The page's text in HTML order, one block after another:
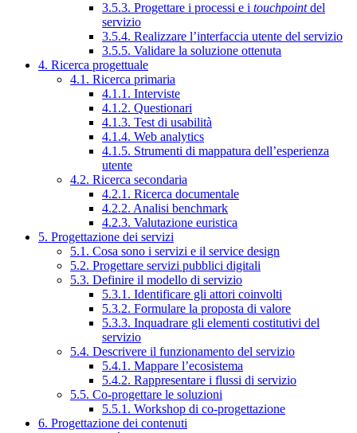
3.5.3. Progettare i processi e i touchpointdel
servizio
3.5.4. Realizzare l’interfaccia utente del servizio
3.5.5. Validare la soluzione ottenuta
4. Ricerca progettuale
4.1. Ricerca primaria
4.1.1. Interviste
4.1.2. Questionari
4.1.3. Test di usabilità
4.1.4. Web analytics
4.1.5. Strumenti di mappatura dell’esperienza
utente
4.2. Ricerca secondaria
4.2.1. Ricerca documentale
4.2.2. Analisi benchmark
4.2.3. Valutazione euristica
5. Progettazione dei servizi
5.1. Cosa sono i servizi e il service design
5.2. Progettare servizi pubblici digitali
5.3. Definire il modello di servizio
5.3.1. Identificare gli attori coinvolti
5.3.2. Formulare la proposta di valore
5.3.3. Inquadrare gli elementi costitutivi del
servizio
5.4. Descrivere il funzionamento del servizio
5.4.1. Mappare l’ecosistema
5.4.2. Rappresentare i flussi di servizio
5.5. Co-progettare le soluzioni
5.5.1. Workshop di co-progettazione
6. Progettazione dei contenuti